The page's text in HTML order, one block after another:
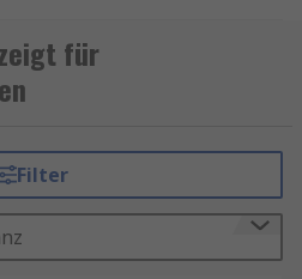
Ohne geeignete
Leuchtmittel
was zu Ausfällen,
: Sie
für
Filter